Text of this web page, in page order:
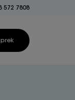
572 7808